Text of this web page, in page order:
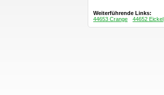
Weiterführende Links:
44653 Crange
44652 Eickel